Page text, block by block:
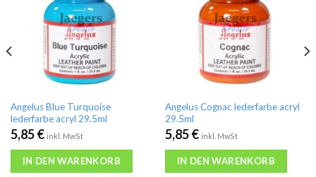
Angelus Blue Turquoise
lederfarbe acryl 29.5ml
5,85€ inkl. MwSt
IN DEN WARENKORB
Angelus Cognac lederfarbe acryl
29.5ml
5,85€ inkl. MwSt
IN DEN WARENKORB